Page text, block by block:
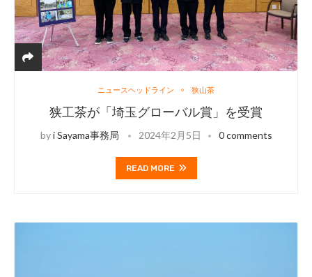
ニュースヘッドライン 狭山茶
狭工茶が「埼玉グローバル賞」を受賞
byi Sayama事務局 2024年2月5日 0 comments
READ MORE